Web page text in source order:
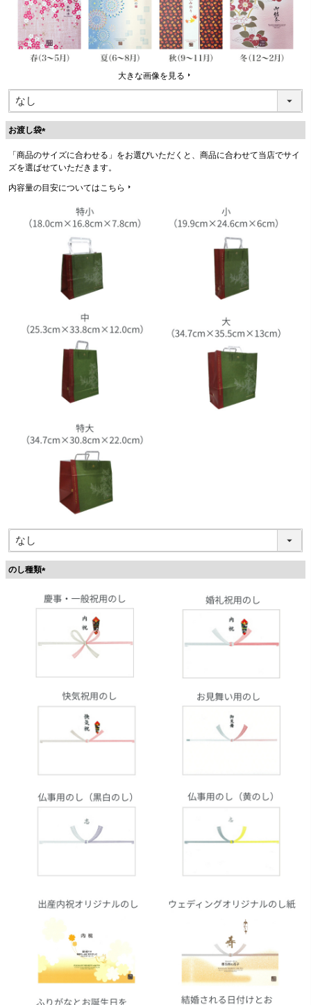
大きな画像を見る
お渡し袋
必
須
)
「商品のサイズに合わせる」をお選びいただくと、商品に合わせて当店でサイ
ズを選ばせていただきます。
内容量の目安についてはこちら
のし種類
必
須